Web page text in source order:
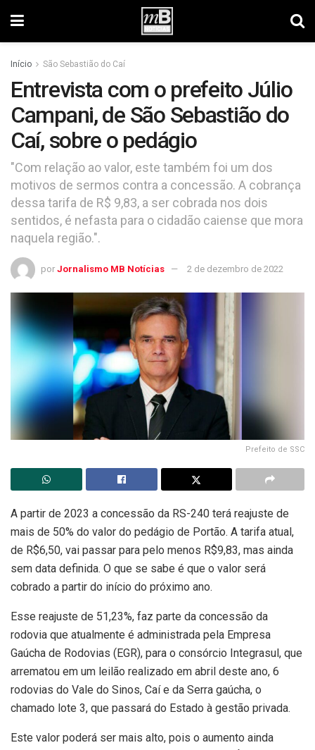
Início São Sebastião do Caí
Entrevista com o prefeito Júlio
Campani, de São Sebastião do
Caí, sobre o pedágio
"Com relação ao valor, este também foi um dos
motivos de sermos contra a concessão. A cobrança
dessa tarifa de R$ 9,83, a ser cobrada nos dois
sentidos, é nefasta para o cidadão caiense que mora
naquela região.".
por Jornalismo MB Notícias 2 de dezembro de 2022
Prefeito de SSC
A partir de 2023 a concessão da RS-240 terá reajuste de
mais de 50% do valor do pedágio de Portão. A tarifa atual,
de R$6,50, vai passar para pelo menos R$9,83, mas ainda
sem data definida. O que se sabe é que o valor será
cobrado a partir do início do próximo ano.
Esse reajuste de 51,23%, faz parte da concessão da
rodovia que atualmente é administrada pela Empresa
Gaúcha de Rodovias (EGR), para o consórcio Integrasul, que
arrematou em um leilão realizado em abril deste ano, 6
rodovias do Vale do Sinos, Caí e da Serra gaúcha, o
chamado lote 3, que passará do Estado à gestão privada.
Este valor poderá ser mais alto, pois o aumento ainda